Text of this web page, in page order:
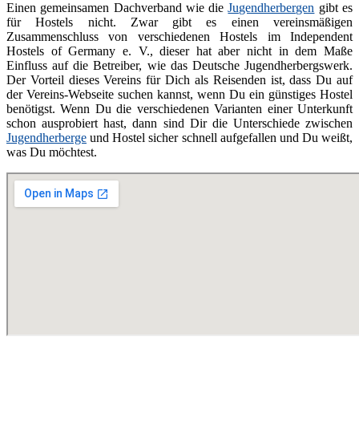
Einen gemeinsamen Dachverband wie dieJugendherbergen gibt es
für Hostels nicht. Zwar gibt es einen vereinsmäßigen
Zusammenschluss von verschiedenen Hostels im Independent
Hostels of Germany e. V., dieser hat aber nicht in dem Maße
Einfluss auf die Betreiber, wie das Deutsche Jugendherbergswerk.
Der Vorteil dieses Vereins für Dich als Reisenden ist, dass Du auf
der Vereins-Webseite suchen kannst, wenn Du ein günstiges Hostel
benötigst. Wenn Du die verschiedenen Varianten einer Unterkunft
schon ausprobiert hast, dann sind Dir die Unterschiede zwischen
Jugendherberge und Hostel sicher schnell aufgefallen und Du weißt,
was Du möchtest.